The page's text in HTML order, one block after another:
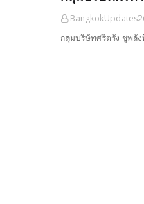
กลุ่มบริษัทศรีตรัง ชูพลั